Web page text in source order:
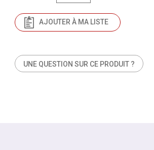
UNE QUESTION SUR CE PRODUIT ?
AJOUTER À MA LISTE